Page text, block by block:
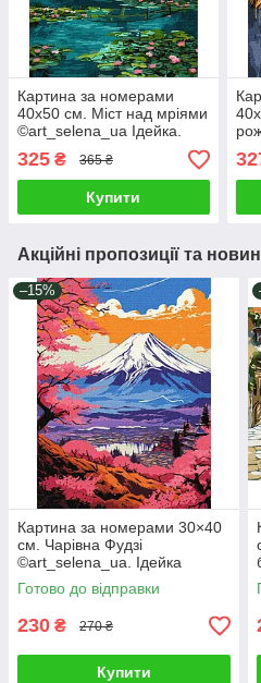
Картина за номерами
40х50 см. Міст над мріями
©art_selena_ua Ідейка.
325 ₴ 365 ₴
Купити
Акційні пропозиції та
–15%
Картина за номерами 30×40
см. Чарівна Фудзі
©art_selena_ua. Ідейка
КНО2900
Готово до відправки
230 ₴ 270 ₴
Купити